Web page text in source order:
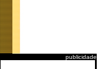
publicidade